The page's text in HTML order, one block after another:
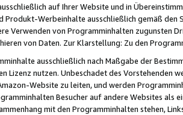
auf Ihrer Website und in
Produkt-Werbeinhalte ausschließlich gemäß
Verwenden von Programminhalten zugunsten
von Daten. Zur Klarstellung: Zu den
ausschließlich nach Maßgabe der
Lizenz nutzen. Unbeschadet des Vorstehenden
Website zu leiten, und werden
Besucher auf andere Websites als
mit den Programminhalten stehen,